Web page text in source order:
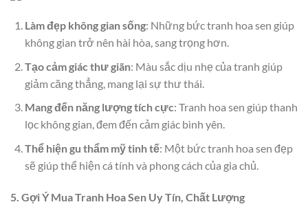
Làm đẹp không gian sống: Những bức tranh hoa sen giúp
không gian trở nên hài hòa, sang trọng hơn.
Tạo cảm giác thư giãn: Màu sắc dịu nhẹ của tranh giúp
giảm căng thẳng, mang lại sự thư thái.
Mang đến năng lượng tích cực: Tranh hoa sen giúp thanh
lọc không gian, đem đến cảm giác bình yên.
Thể hiện gu thẩm mỹ tinh tế: Một bức tranh hoa sen đẹp
sẽ giúp thể hiện cá tính và phong cách của gia chủ.
5. Gợi Ý Mua Tranh Hoa Sen Uy Tín, Chất Lượng